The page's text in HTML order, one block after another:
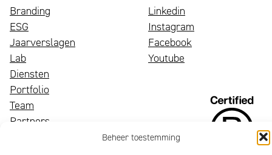
Beheer toestemming
Branding
ESG
Jaarverslagen
Lab
Diensten
Portfolio
Een
bloeiend
Team
Wij
Partners
Linkedin
Instagram
Facebook
Youtube